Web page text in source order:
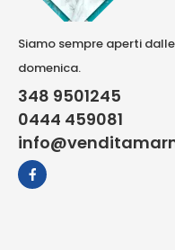
Siamo sempre aperti
domenica.
348 9501245
0444 459081